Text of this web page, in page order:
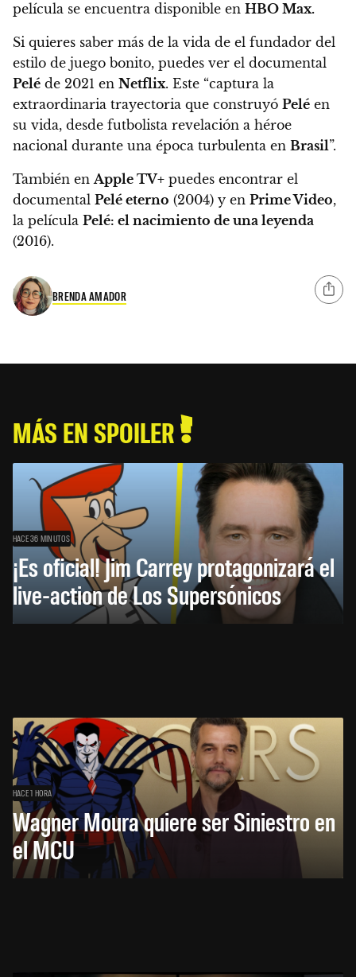
película se encuentra disponible en HBO Max.
Si quieres saber más de la vida de el fundador del
estilo de juego bonito, puedes ver el documental
Pelé de 2021 en Netflix. Este “captura la
extraordinaria trayectoria que construyó Pelé en
su vida, desde futbolista revelación a héroe
nacional durante una época turbulenta en Brasil”.
También enApple TV+ puedes encontrar el
documental Pelé eterno (2004) y en Prime Video,
la película Pelé: el nacimiento de una leyenda
(2016).
BRENDA AMADOR
MÁS EN SPOILER
HACE 36 MINUTOS
¡Es oficial! Jim Carrey protagonizará el
live-action de Los Supersónicos
HACE 1 HORA
Wagner Moura quiere ser Siniestro en
el MCU